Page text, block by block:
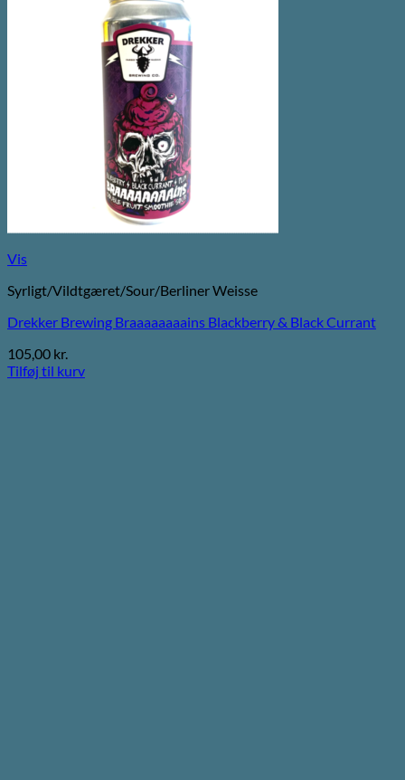
Vis
Syrligt/Vildtgæret/Sour/Berliner Weisse
Drekker Brewing Braaaaaaaains Blackberry & Black Currant
105,00 kr.
Tilføj til kurv